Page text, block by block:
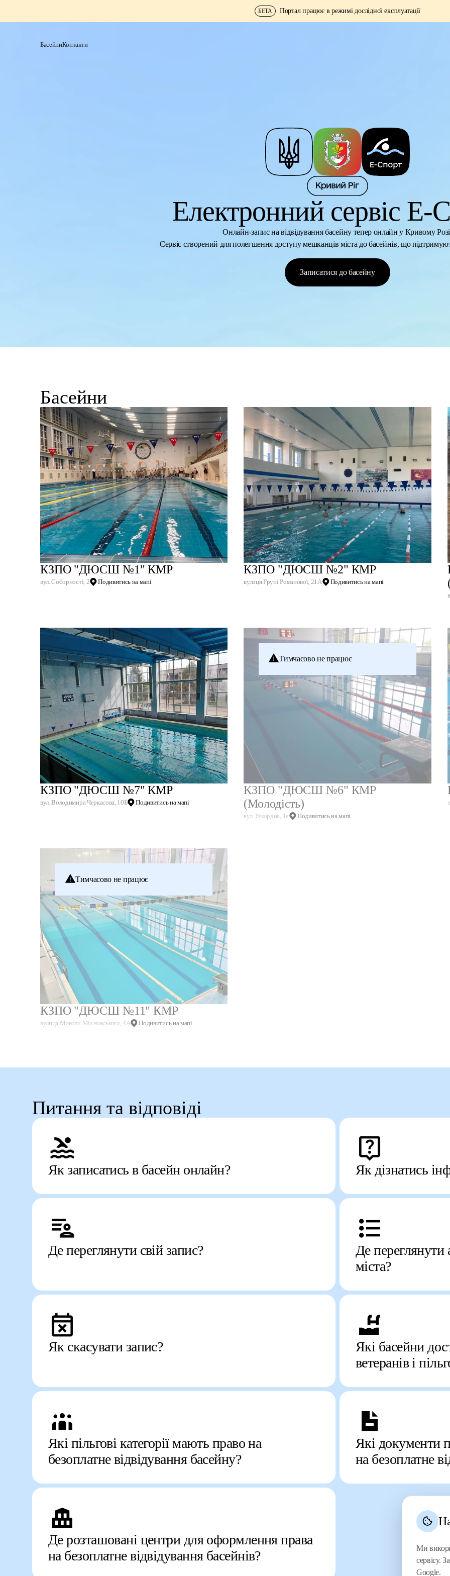
БЕТА Портал працює в режимі дослідної експлуатації
БасейниКонтакти
Електронний сервіс Е-
Онлайн-запис на відвідування басейну тепер онлайн у Кривому
Сервіс створений для полегшення доступу мешканців міста до басейнів, що
Записатися до басейну
Басейни
КЗПО "ДЮСШ №1" КМР
вул. Соборності, 2 Подивитись на мапі
КЗПО "ДЮСШ №2" КМР
вулиця Груні Романової, 21А Подивитись на мапі
КЗПО "ДЮСШ №7" КМР
вул. Володимира Черкасова, 10Б Подивитись на мапі
Тимчасово не працює
КЗПО "ДЮСШ №6" КМР
(Молодість)
вул. Рекордна, 1а Подивитись на мапі
Тимчасово не працює
КЗПО "ДЮСШ №11" КМР
вулиця Миколи Міхновського, 4А Подивитись на мапі
Питання та відповіді
Як записатись в басейн онлайн? Як дізнатись
Де переглянути свій запис?
Де переглянути
міста?
Як скасувати запис?
Які басейни
ветеранів і
Які пільгові категорії мають право на
безоплатне відвідування басейну?
Які документи
на безоплатне
Де розташовані центри для оформлення права
на безоплатне відвідування басейнів?
Ми
сервісу.
Google.